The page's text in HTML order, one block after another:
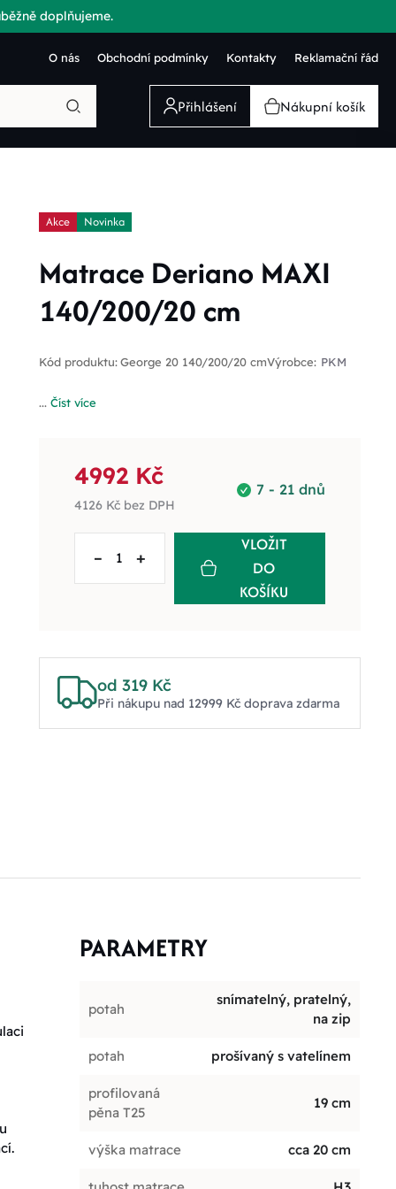
doplňujeme.
O nás Obchodní podmínky Kontakty Reklamační řád
Přihlášení Nákupní košík
Akce Novinka
Matrace Deriano MAXI
140/200/20 cm
Kód produktu:George 20 140/200/20 cmVýrobce: PKM
... Číst více
7 - 21 dnů
4992 Kč
4126 Kčbez DPH
– +
VLOŽIT
DO
KOŠÍKU
od 319 Kč
Při nákupu nad 12999 Kč doprava zdarma
PARAMETRY
potah
snímatelný, pratelný,
na zip
potah prošívaný s vatelínem
profilovaná
pěna T25
19 cm
výška matrace cca 20 cm